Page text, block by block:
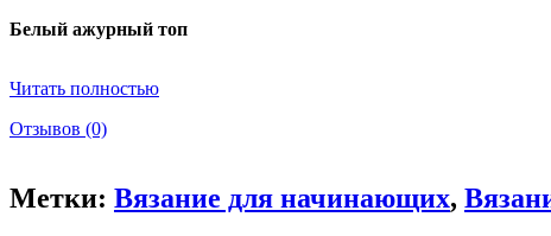
Белый ажурный топ
Читать полностью
Отзывов (0)
Метки: Вязание для начинающих,